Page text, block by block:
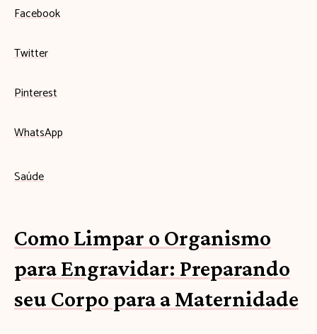
Facebook
Twitter
Pinterest
WhatsApp
Saúde
Como Limpar o Organismo
para Engravidar: Preparando
seu Corpo para a Maternidade